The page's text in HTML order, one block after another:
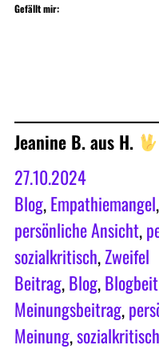
Gefällt mir:
Jeanine B. aus H.
27.10.2024
Blog, Empathiemangel,
persönliche Ansicht,
sozialkritisch, Zweifel
Beitrag, Blog,
Meinungsbeitrag,
Meinung, sozialkritisch